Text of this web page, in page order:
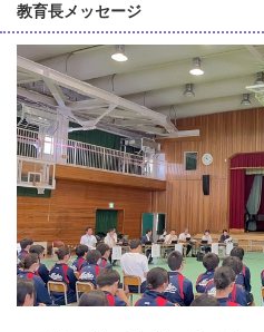
教育長メッセージ